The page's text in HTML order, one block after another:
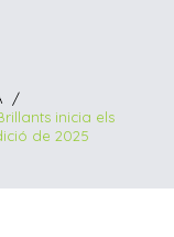
/
inicia els
de 2025